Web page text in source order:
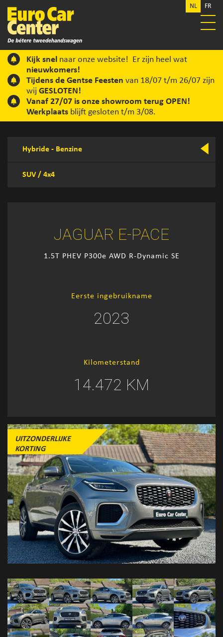
NL FR
Kijk snel naar onze website! Er zijn heel wat
nieuwkomers!
Tijdens de Gentse Feesten van 18/07 t/m 26/07 zijn
wij GESLOTEN!
Vanaf 27/07 is onze showroom terug OPEN!
Werkplaatsblijft gesloten t/m 3/08.
Hybride - Benzine
SUV / 4x4
JAGUAR E-PACE
1.5T PHEV P300e AWD R-Dynamic SE
Eerste ingebruikname
2023
Kilometerstand
14.472 KM
UITZONDERLIJKE
KORTING